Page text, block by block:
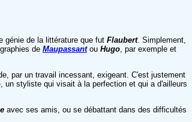
génie de la littérature que fut Flaubert. Simplement,
de Maupassantou Hugo , par exemple et
par un travail incessant, exigeant. C'est justement
un styliste qui visait à la perfection et qui a d'ailleurs
avec ses amis, ou se débattant dans des difficultés